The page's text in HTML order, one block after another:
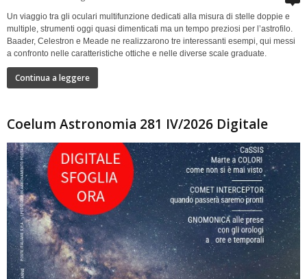
Un viaggio tra gli oculari multifunzione dedicati alla misura di stelle doppie e
multiple, strumenti oggi quasi dimenticati ma un tempo preziosi per l’astrofilo.
Baader, Celestron e Meade ne realizzarono tre interessanti esempi, qui messi
a confronto nelle caratteristiche ottiche e nelle diverse scale graduate.
Continua a leggere
Coelum Astronomia 281 IV/2026 Digitale